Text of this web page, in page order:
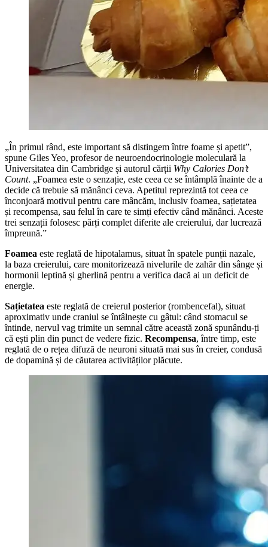
„În primul rând, este important să distingem între foame și apetit”,
spune Giles Yeo, profesor de neuroendocrinologie moleculară la
Universitatea din Cambridge și autorul cărții Why Calories Don’t
Count. „Foamea este o senzație, este ceea ce se întâmplă înainte de a
decide că trebuie să mănânci ceva. Apetitul reprezintă tot ceea ce
înconjoară motivul pentru care mâncăm, inclusiv foamea, sațietatea
și recompensa, sau felul în care te simți efectiv când mănânci. Aceste
trei senzații folosesc părți complet diferite ale creierului, dar lucrează
împreună.”
Foamea este reglată de hipotalamus, situat în spatele punții nazale,
la baza creierului, care monitorizează nivelurile de zahăr din sânge și
hormonii leptină și gherlină pentru a verifica dacă ai un deficit de
energie.
Sațietatea este reglată de creierul posterior (rombencefal), situat
aproximativ unde craniul se întâlnește cu gâtul: când stomacul se
întinde, nervul vag trimite un semnal către această zonă spunându-ți
că ești plin din punct de vedere fizic. Recompensa, între timp, este
reglată de o rețea difuză de neuroni situată mai sus în creier, condusă
de dopamină și de căutarea activităților plăcute.